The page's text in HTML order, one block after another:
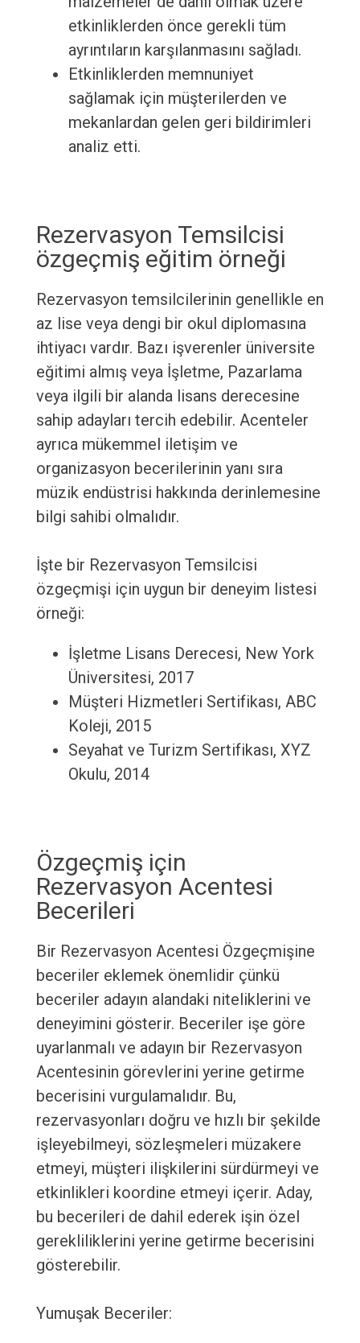
etkinliklerden önce gerekli tüm
ayrıntıların karşılanmasını sağladı.
Etkinliklerden memnuniyet
sağlamak için müşterilerden ve
mekanlardan gelen geri bildirimleri
analiz etti.
Rezervasyon Temsilcisi
özgeçmiş eğitim örneği
Rezervasyon temsilcilerinin genellikle en
az lise veya dengi bir okul diplomasına
ihtiyacı vardır. Bazı işverenler üniversite
eğitimi almış veya İşletme, Pazarlama
veya ilgili bir alanda lisans derecesine
sahip adayları tercih edebilir. Acenteler
ayrıca mükemmel iletişim ve
organizasyon becerilerinin yanı sıra
müzik endüstrisi hakkında derinlemesine
bilgi sahibi olmalıdır.
İşte bir Rezervasyon Temsilcisi
özgeçmişi için uygun bir deneyim listesi
örneği:
İşletme Lisans Derecesi, New York
Üniversitesi, 2017
Müşteri Hizmetleri Sertifikası, ABC
Koleji, 2015
Seyahat ve Turizm Sertifikası, XYZ
Okulu, 2014
Özgeçmiş için
Rezervasyon Acentesi
Becerileri
Bir Rezervasyon Acentesi Özgeçmişine
beceriler eklemek önemlidir çünkü
beceriler adayın alandaki niteliklerini ve
deneyimini gösterir. Beceriler işe göre
uyarlanmalı ve adayın bir Rezervasyon
Acentesinin görevlerini yerine getirme
becerisini vurgulamalıdır. Bu,
rezervasyonları doğru ve hızlı bir şekilde
işleyebilmeyi, sözleşmeleri müzakere
etmeyi, müşteri ilişkilerini sürdürmeyi ve
etkinlikleri koordine etmeyi içerir. Aday,
bu becerileri de dahil ederek işin özel
gerekliliklerini yerine getirme becerisini
gösterebilir.
Yumuşak Beceriler: